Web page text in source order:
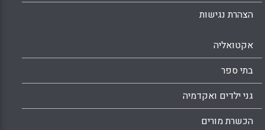
הצהרת נגישות
אקטואליה
בתי ספר
גני ילדים ואקדמיה
הכשרת מורים